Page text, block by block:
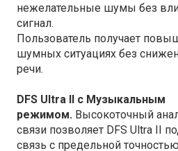
нежелательные шумы без
сигнал.
Пользователь получает
шумных ситуациях без
речи.
DFS Ultra II с Музыкальным
режимом. Высокоточный
связи позволяет DFS Ultra II
связь с предельной